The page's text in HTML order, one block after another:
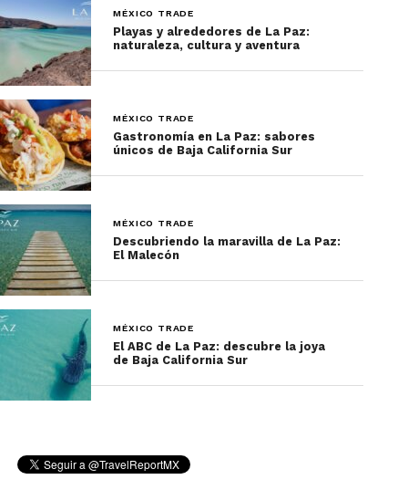
MÉXICO TRADE
Playas y alrededores de La Paz:
naturaleza, cultura y aventura
MÉXICO TRADE
Gastronomía en La Paz: sabores
únicos de Baja California Sur
MÉXICO TRADE
Descubriendo la maravilla de La Paz:
El Malecón
MÉXICO TRADE
El ABC de La Paz: descubre la joya
de Baja California Sur